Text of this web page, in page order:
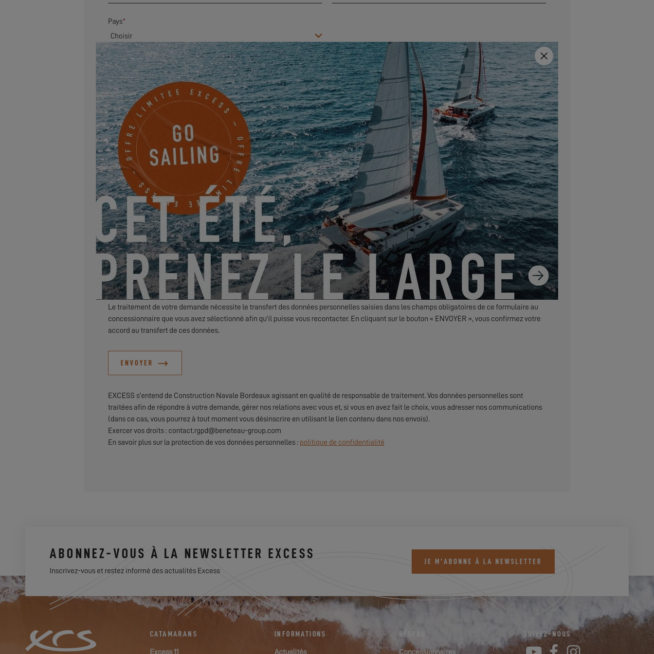
Pays*
Code postal* Ville*
Adresse
Email * Mobile
Quelque chose à nous partager ?
Je souhaite être tenu informé des actualités, évènements et offres d'EXCESS par voie électronique.
Friendly Captcha
Le traitement de votre demande nécessite le transfert des données personnelles saisies dans les champs obligatoires de ce formulaire au
concessionnaire que vous avez sélectionné afin qu’il puisse vous recontacter. En cliquant sur le bouton « ENVOYER », vous confirmez votre
accord au transfert de ces données.
ENVOYER
EXCESS s’entend de Construction Navale Bordeaux agissant en qualité de responsable de traitement. Vos données personnelles sont
traitées afin de répondre à votre demande, gérer nos relations avec vous et, si vous en avez fait le choix, vous adresser nos communications
(dans ce cas, vous pourrez à tout moment vous désinscrire en utilisant le lien contenu dans nos envois).
Exercer vos droits : contact.rgpd@beneteau-group.com
En savoir plus sur la protection de vos données personnelles : politique de confidentialité
ABONNEZ-VOUS À LA NEWSLETTER EXCESS
Inscrivez-vous et restez informé des actualités Excess
JE M'ABONNE À LA NEWSLETTER
CATAMARANS
Excess 11
INFORMATIONS
Actualités
RÉSEAU
Concessionnaires
SUIVEZ-NOUS
Fermer